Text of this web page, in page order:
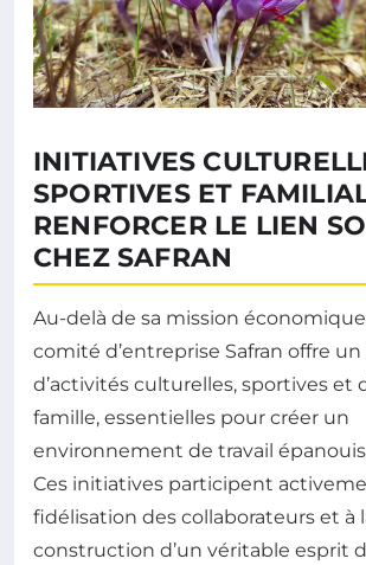
INITIATIVES
SPORTIVES ET
RENFORCER LE LIEN
CHEZ SAFRAN
Au-delà de sa mission
comité d’entreprise Safran offre un
d’activités culturelles, sportives et
famille, essentielles pour créer un
environnement de travail
Ces initiatives participent
fidélisation des collaborateurs et à
construction d’un véritable esprit